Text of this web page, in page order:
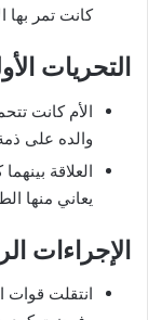
كانت تمر بها
التحريات
الأم كانت
والده على
العلاقة
يعاني منها
الإجراءات
انتقلت قوات